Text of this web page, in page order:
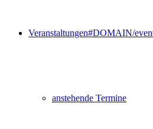
Veranstaltungen#DOMAIN/
anstehende Termine